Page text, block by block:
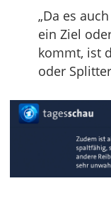
„Da es
ein Ziel
kommt, ist
oder